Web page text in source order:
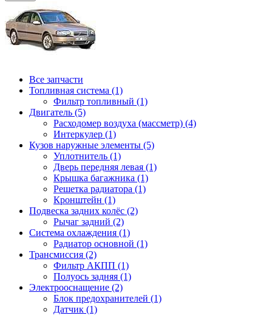
Все запчасти
Топливная система (1)
Фильтр топливный (1)
Двигатель (5)
Расходомер воздуха (массметр) (4)
Интеркулер (1)
Кузов наружные элементы (5)
Уплотнитель (1)
Дверь передняя левая (1)
Крышка багажника (1)
Решетка радиатора (1)
Кронштейн (1)
Подвеска задних колёс (2)
Рычаг задний (2)
Система охлаждения (1)
Радиатор основной (1)
Трансмиссия (2)
Фильтр АКПП (1)
Полуось задняя (1)
Электрооснащение (2)
Блок предохранителей (1)
Датчик (1)